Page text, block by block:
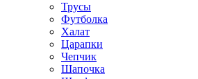
Трусы
Футболка
Халат
Царапки
Чепчик
Шапочка